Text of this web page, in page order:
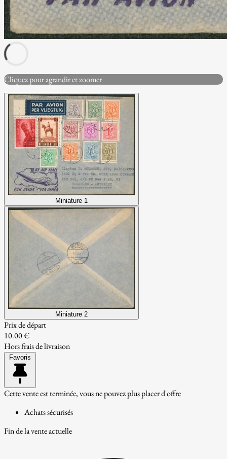
Cliquez pour agrandir et zoomer
Miniature 1
Miniature 2
Prix de départ
10.00 €
Hors frais de livraison
Favoris
Cette vente est terminée, vous ne pouvez plus placer d'offre
Achats sécurisés
Fin de la vente actuelle